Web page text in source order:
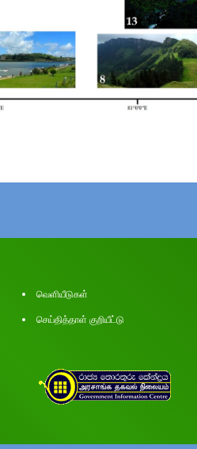
வெளியீடுகள்
செய்தித்தாள் குறியீட்டு